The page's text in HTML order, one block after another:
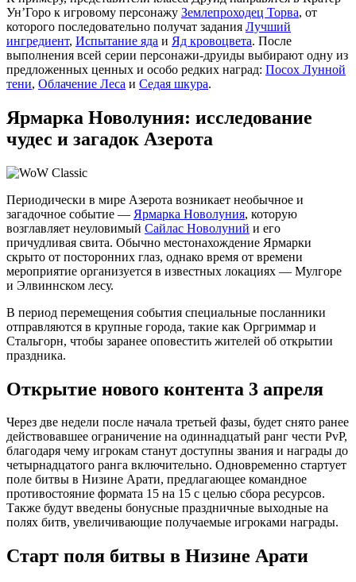
Ун’Горо к игровому персонажу Землепроходец Торва, от
которого последовательно получат задания Лучший
ингредиент, Испытание яда и Яд кровоцвета. После
выполнения всей серии персонажи-друиды выбирают одну из
предложенных ценных и особо редких наград: Посох Лунной
тени, Облачение Леса и Седая шкура.
Ярмарка Новолуния: исследование
чудес и загадок Азерота
Периодически в мире Азерота возникает необычное и
загадочное событие — Ярмарка Новолуния, которую
возглавляет неуловимый Сайлас Новолуний и его
причудливая свита. Обычно местонахождение Ярмарки
скрыто от посторонних глаз, однако время от времени
мероприятие организуется в известных локациях — Мулгоре
и Элвиннском лесу.
В период перемещения события специальные посланники
отправляются в крупные города, такие как Оргриммар и
Стальгорн, чтобы заранее оповестить жителей об открытии
праздника.
Открытие нового контента 3 апреля
Через две недели после начала третьей фазы, будет снято ранее
действовавшее ограничение на одиннадцатый ранг чести PvP,
благодаря чему игрокам станут доступны звания и награды до
четырнадцатого ранга включительно. Одновременно стартует
поле битвы в Низине Арати, предлагающее командное
противостояние формата 15 на 15 с целью сбора ресурсов.
Также будут введены бонусные праздничные выходные на
полях битв, увеличивающие получаемые игроками награды.
Старт поля битвы в Низине Арати